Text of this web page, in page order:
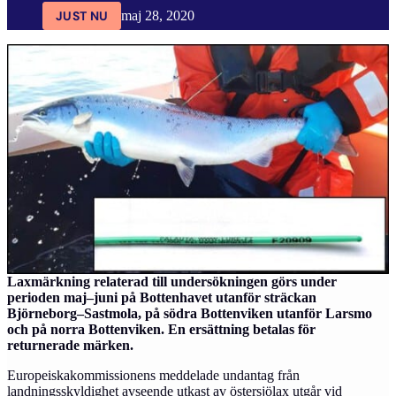
JUST NU maj 28, 2020
Laxmärkning relaterad till undersökningen görs under
perioden maj–juni på Bottenhavet utanför sträckan
Björneborg–Sastmola, på södra Bottenviken utanför Larsmo
och på norra Bottenviken. En ersättning betalas för
returnerade märken.
Europeiskakommissionens meddelade undantag från
landningsskyldighet avseende utkast av östersjölax utgår vid